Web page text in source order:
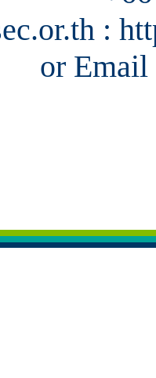
:
or Email